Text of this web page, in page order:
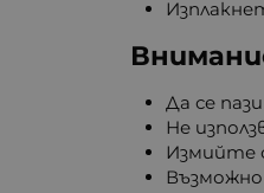
Да се
Не
Измийте